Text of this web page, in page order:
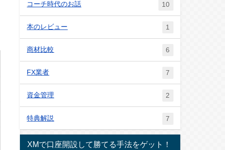
コーチ時代のお話 10
本のレビュー 1
商材比較 6
FX業者 7
資金管理 2
特典解説 7
XMで口座開設して勝てる手法をゲット！